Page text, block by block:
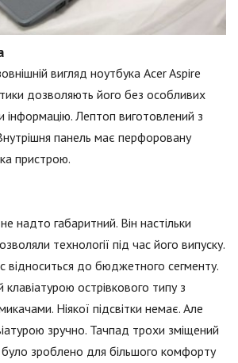
вигляд ноутбука Acer Aspire
дозволяють його без особливих
Лептоп виготовлений з
панель має перфоровану
пристрою.
надто габаритний. Він настільки
технології під час його випуску.
до бюджетного сегменту.
острівкового типу з
Ніякої підсвітки немає. Але
зручно. Тачпад трохи зміщений
було зроблено для більшого комфорту